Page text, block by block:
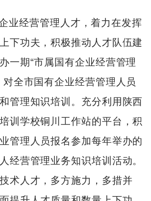
业经营管理人才，着力在发挥
下功夫，积极推动人才队伍建
一期“市属国有企业经营管理
对全市国有企业经营管理人员
管理知识培训。充分利用陕西
训学校铜川工作站的平台，积
管理人员报名参加每年举办的
经营管理业务知识培训活动。
术人才，多方施力，多措并